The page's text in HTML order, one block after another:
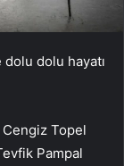
dolu hayatı
Cengiz Topel
Pampal